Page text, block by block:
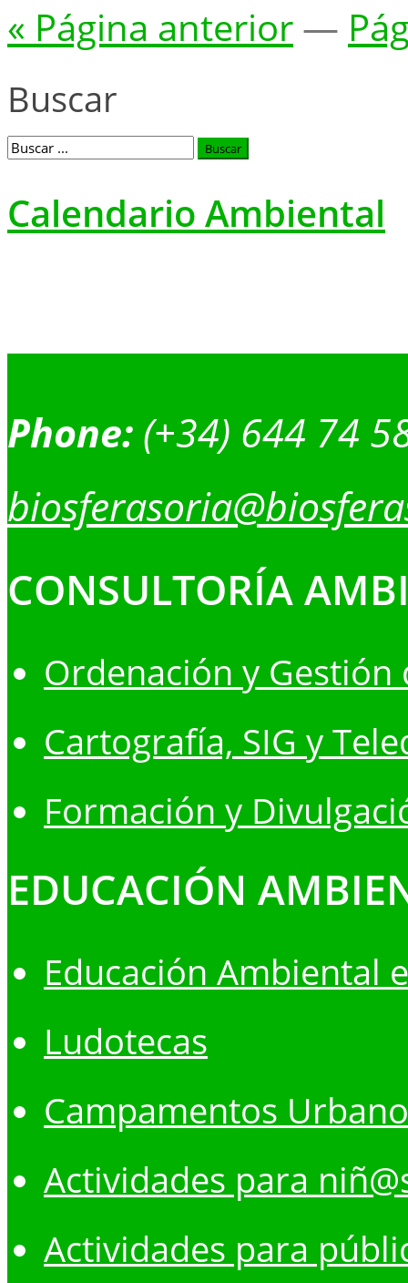
« Página anterior —
Buscar
Calendario Ambiental
Phone: (+34) 644 74
CONSULTORÍA
Ordenación y Gestión
Cartografía, SIG y
Formación y
EDUCACIÓN
Educación Ambiental
Ludotecas
Campamentos
Actividades para
Actividades para